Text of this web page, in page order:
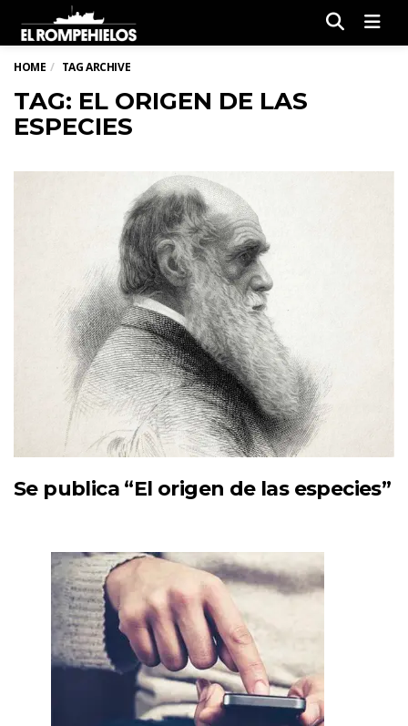
HOME TAG ARCHIVE
TAG: EL ORIGEN DE LAS
ESPECIES
Se publica “El origen de las especies”